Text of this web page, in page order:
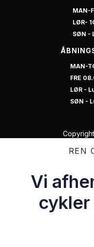
MAN-
LØR-
SØN -
MAN-
FRE
LØR -
SØN -
REN
Vi